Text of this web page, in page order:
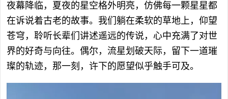
夜幕降临，夏夜的星空格外明亮，仿佛每一颗星星都
在诉说着古老的故事。我们躺在柔软的草地上，仰望
苍穹，聆听长辈们讲述遥远的传说，心中充满了对世
界的好奇与向往。偶尔，流星划破天际，留下一道璀
璨的轨迹，那一刻，许下的愿望似乎触手可及。